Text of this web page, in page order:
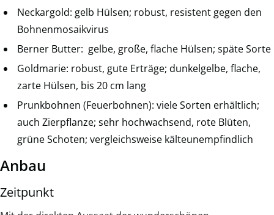
Neckargold: gelb Hülsen; robust, resistent gegen den
Bohnenmosaikvirus
Berner Butter: gelbe, große, flache Hülsen; späte Sorte
Goldmarie: robust, gute Erträge; dunkelgelbe, flache,
zarte Hülsen, bis 20 cm lang
Prunkbohnen (Feuerbohnen): viele Sorten erhältlich;
auch Zierpflanze; sehr hochwachsend, rote Blüten,
grüne Schoten; vergleichsweise kälteunempfindlich
Anbau
Zeitpunkt